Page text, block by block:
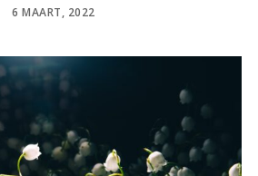
POSTED
6 MAART, 2022